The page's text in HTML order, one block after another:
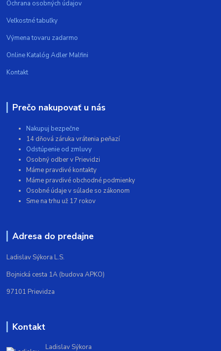
Ochrana osobných údajov
Veľkostné tabuľky
Výmena tovaru zadarmo
Online Katalóg Adler Malfini
Kontakt
Prečo nakupovať u nás
Nakupuj bezpečne
14 dňová záruka vrátenia peňazí
Odstúpenie od zmluvy
Osobný odber v Prievidzi
Máme pravdivé kontakty
Máme pravdivé obchodné podmienky
Osobné údaje v súlade so zákonom
Sme na trhu už 17 rokov
Adresa do predajne
Ladislav Sýkora L.S.
Bojnická cesta 1A (budova APKO)
97101 Prievidza
Kontakt
Ladislav Sýkora